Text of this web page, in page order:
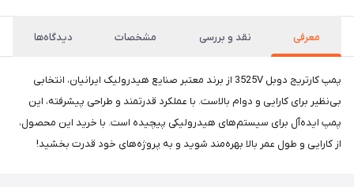
معرفی نقد و بررسی مشخصات دیدگاه‌ها
پمپ کارتریج دوبل 3525V از برند معتبر صنایع هیدرولیک ایرانیان، انتخابی
بی‌نظیر برای کارایی و دوام بالاست. با عملکرد قدرتمند و طراحی پیشرفته، این
پمپ ایده‌آل برای سیستم‌های هیدرولیکی پیچیده است. با خرید این محصول،
از کارایی و طول عمر بالا بهره‌مند شوید و به پروژه‌های خود قدرت بخشید!